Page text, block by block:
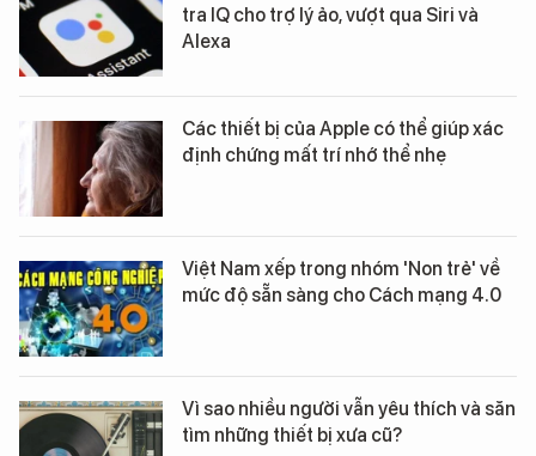
tra IQ cho trợ lý ảo, vượt qua Siri và
Alexa
Các thiết bị của Apple có thể giúp xác
định chứng mất trí nhớ thể nhẹ
Việt Nam xếp trong nhóm 'Non trẻ' về
mức độ sẵn sàng cho Cách mạng 4.0
Vì sao nhiều người vẫn yêu thích và săn
tìm những thiết bị xưa cũ?